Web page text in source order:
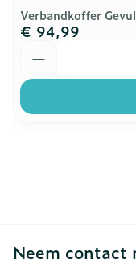
Verbandkoffer
€ 94,99
Neem contact